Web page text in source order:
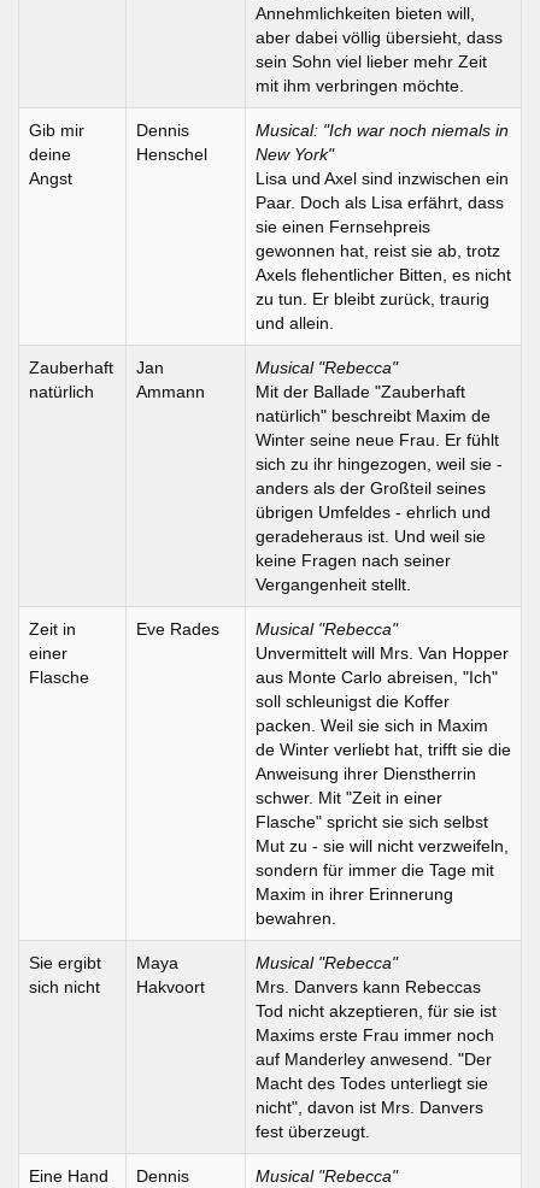
Annehmlichkeiten bieten will,
aber dabei völlig übersieht, dass
sein Sohn viel lieber mehr Zeit
mit ihm verbringen möchte.
Gib mir
deine
Angst
Dennis
Henschel
Musical: "Ich war noch niemals in
New York"
Lisa und Axel sind inzwischen ein
Paar. Doch als Lisa erfährt, dass
sie einen Fernsehpreis
gewonnen hat, reist sie ab, trotz
Axels flehentlicher Bitten, es nicht
zu tun. Er bleibt zurück, traurig
und allein.
Zauberhaft
natürlich
Jan
Ammann
Musical "Rebecca"
Mit der Ballade "Zauberhaft
natürlich" beschreibt Maxim de
Winter seine neue Frau. Er fühlt
sich zu ihr hingezogen, weil sie -
anders als der Großteil seines
übrigen Umfeldes - ehrlich und
geradeheraus ist. Und weil sie
keine Fragen nach seiner
Vergangenheit stellt.
Zeit in
einer
Flasche
Eve Rades
Musical "Rebecca"
Unvermittelt will Mrs. Van Hopper
aus Monte Carlo abreisen, "Ich"
soll schleunigst die Koffer
packen. Weil sie sich in Maxim
de Winter verliebt hat, trifft sie die
Anweisung ihrer Dienstherrin
schwer. Mit "Zeit in einer
Flasche" spricht sie sich selbst
Mut zu - sie will nicht verzweifeln,
sondern für immer die Tage mit
Maxim in ihrer Erinnerung
bewahren.
Sie ergibt
sich nicht
Maya
Hakvoort
Musical "Rebecca"
Mrs. Danvers kann Rebeccas
Tod nicht akzeptieren, für sie ist
Maxims erste Frau immer noch
auf Manderley anwesend. "Der
Macht des Todes unterliegt sie
nicht", davon ist Mrs. Danvers
fest überzeugt.
Eine Hand
Dennis
Musical "Rebecca"